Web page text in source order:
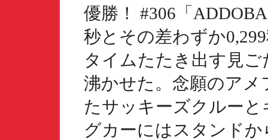
優勝！ #306「
秒とその差わずか
タイムたたき出す見
沸かせた。念願のアメ
たサッキーズクルー
グカーにはスタンド